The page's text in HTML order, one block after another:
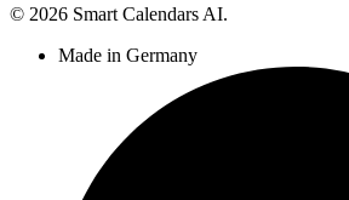
© 2026 Smart Calendars AI.
Made in Germany